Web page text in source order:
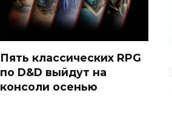
Пять классических RPG
по D&D выйдут на
консоли осенью